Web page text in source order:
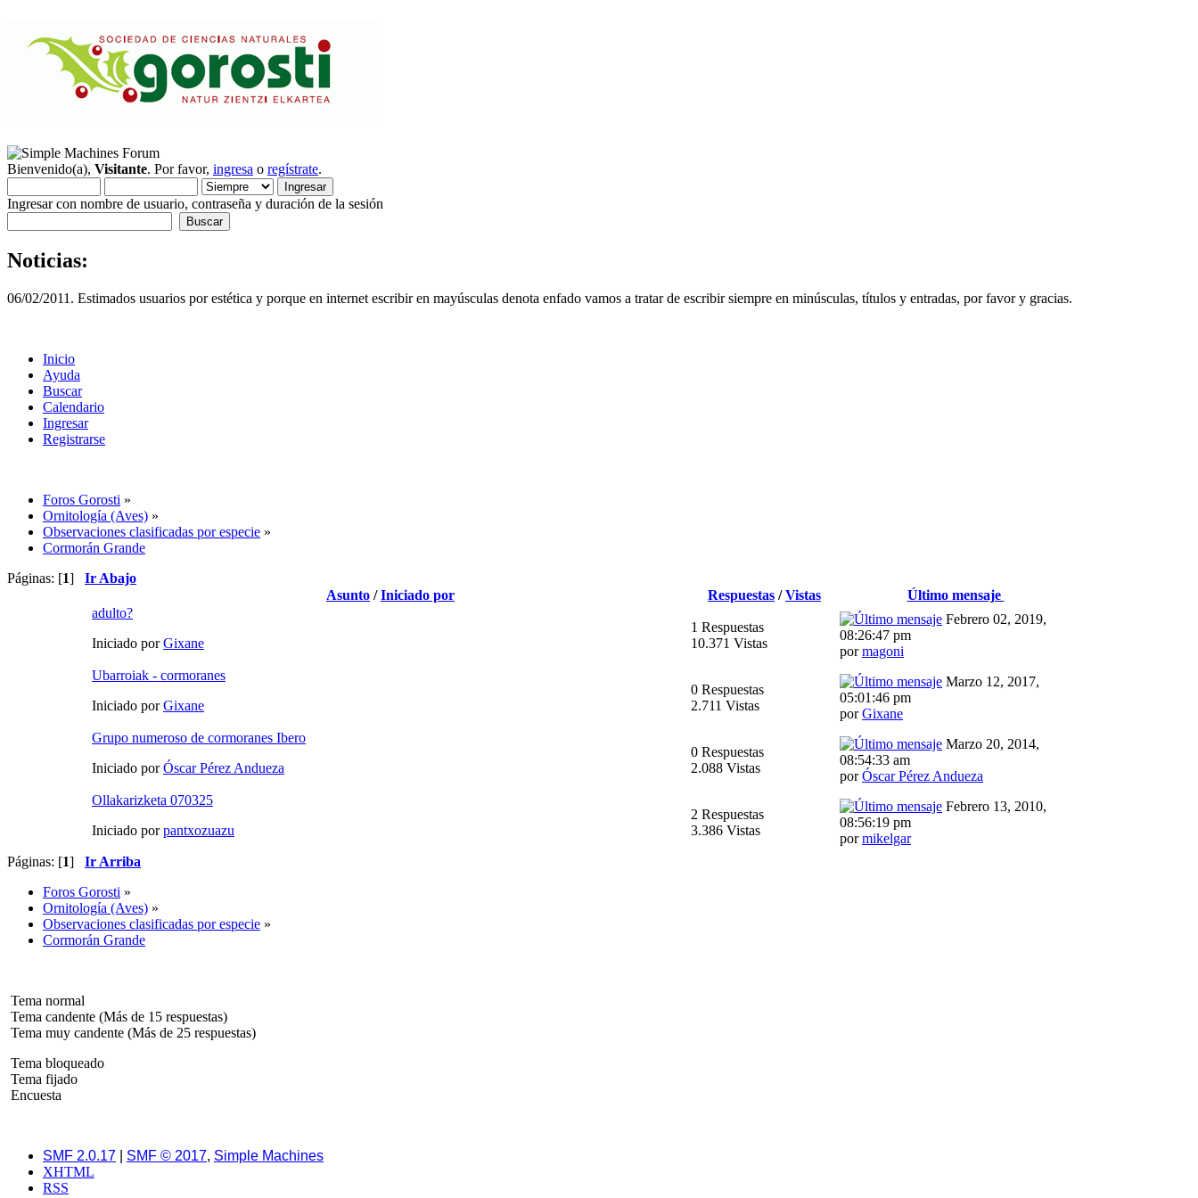
Bienvenido(a), Visitante. Por favor, ingresa o regístrate.
Ingresar con nombre de usuario, contraseña y duración de la sesión
Noticias:
06/02/2011. Estimados usuarios por estética y porque en internet escribir en mayúsculas denota enfado vamos a tratar de escribir siempre en minúsculas, títulos y entradas, por favor y gracias.
Inicio
Ayuda
Buscar
Calendario
Ingresar
Registrarse
Foros Gorosti »
Ornitología (Aves) »
Observaciones clasificadas por especie »
Cormorán Grande
Páginas: [1] Ir Abajo
Asunto /Iniciado por Respuestas /Vistas
Último mensaje
adulto?
Iniciado porGixane
1 Respuestas
10.371 Vistas
Febrero 02, 2019,
08:26:47 pm
pormagoni
Ubarroiak - cormoranes
Iniciado porGixane
0 Respuestas
2.711 Vistas
Marzo 12, 2017,
05:01:46 pm
porGixane
Grupo numeroso de cormoranes Ibero
Iniciado porÓscar Pérez Andueza
0 Respuestas
2.088 Vistas
Marzo 20, 2014,
08:54:33 am
porÓscar Pérez Andueza
Ollakarizketa 070325
Iniciado porpantxozuazu
2 Respuestas
3.386 Vistas
Febrero 13, 2010,
08:56:19 pm
pormikelgar
Páginas: [1] Ir Arriba
Foros Gorosti »
Ornitología (Aves) »
Observaciones clasificadas por especie »
Cormorán Grande
Tema normal
Tema candente (Más de 15 respuestas)
Tema muy candente (Más de 25 respuestas)
Tema bloqueado
Tema fijado
Encuesta
SMF 2.0.17 SMF © 2017, Simple Machines
XHTML
RSS